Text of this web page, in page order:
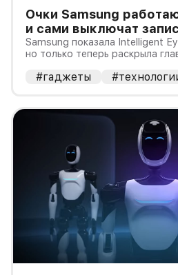
Очки Samsung
и сами выключат
индикатор
Samsung показала Intelligent
но только теперь раскрыла
активной работы даже при
#гаджеты